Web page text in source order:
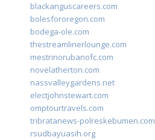
blackanguscareers.com
bolesfororegon.com
bodega-ole.com
thestreamlinerlounge.com
mestrinorubanofc.com
novelatherton.com
nassvalleygardens.net
electjohnstewart.com
omptourtravels.com
tribratanews-polreskebumen.com
rsudbayuasih.org